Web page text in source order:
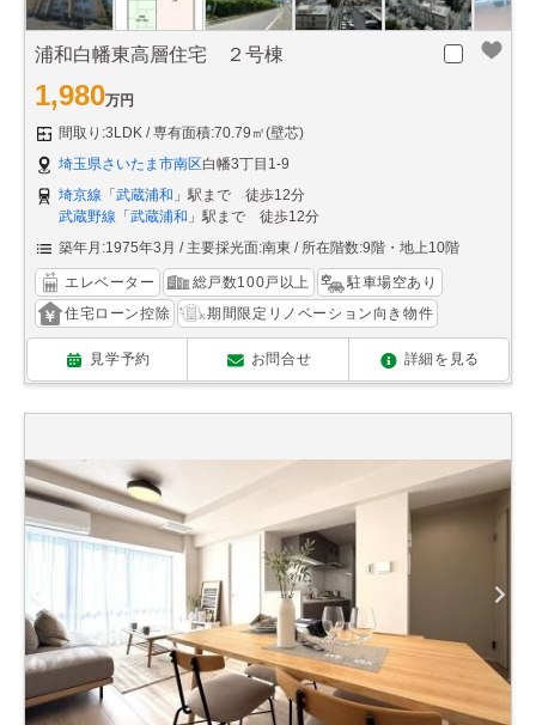
浦和白幡東高層住宅 ２号棟
1,980万円
間取り:3LDK
専有面積:70.79㎡(壁芯)
埼玉県さいたま市南区白幡3丁目1-9
埼京線 「 武蔵浦和 」駅まで 徒歩12分
武蔵野線 「 武蔵浦和 」駅まで 徒歩12分
築年月:1975年3月
主要採光面:南東 所在階数:9階・地上10階
エレベーター 総戸数100戸以上
駐車場空あり
住宅ローン控除
期間限定リノベーション向き物件
見学予約 お問合せ 詳細を見る